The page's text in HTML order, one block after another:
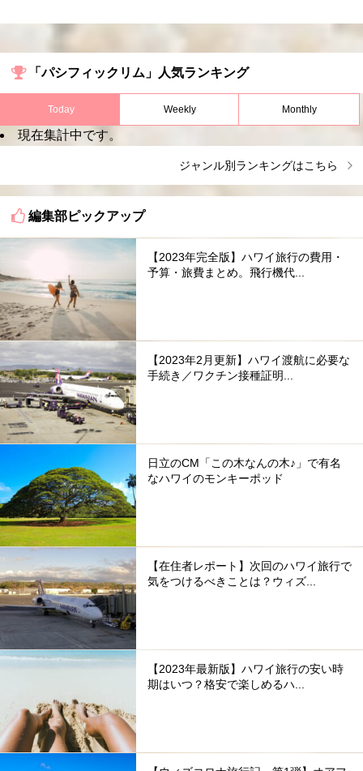
「パシフィックリム」人気ランキング
Today Weekly Monthly
現在集計中です。
ジャンル別ランキングはこちら
編集部ピックアップ
【2023年完全版】ハワイ旅行の費用・
予算・旅費まとめ。飛行機代...
【2023年2月更新】ハワイ渡航に必要な
手続き／ワクチン接種証明...
日立のCM「この木なんの木♪」で有名
なハワイのモンキーポッド
【在住者レポート】次回のハワイ旅行で
気をつけるべきことは？ウィズ...
【2023年最新版】ハワイ旅行の安い時
期はいつ？格安で楽しめるハ...